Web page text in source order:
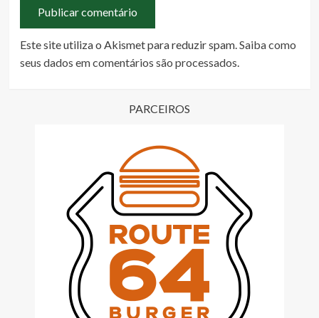
Este site utiliza o Akismet para reduzir spam. Saiba como
seus dados em comentários são processados
PARCEIROS